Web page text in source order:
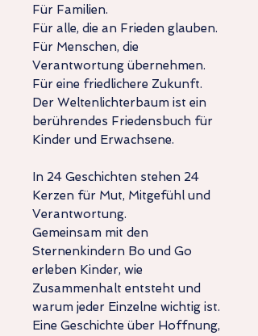
Für Familien.
Für alle, die an Frieden glauben.
Für Menschen, die
Verantwortung übernehmen.
Für eine friedlichere Zukunft.
Der Weltenlichterbaum ist ein
berührendes Friedensbuch für
Kinder und Erwachsene.
In 24 Geschichten stehen 24
Kerzen für Mut, Mitgefühl und
Verantwortung.
Gemeinsam mit den
Sternenkindern Bo und Go
erleben Kinder, wie
Zusammenhalt entsteht und
warum jeder Einzelne wichtig ist.
Eine Geschichte über Hoffnung,